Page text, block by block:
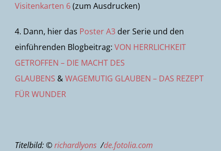
Visitenkarten 6(zum Ausdrucken)
4. Dann, hier das Poster A3 der Serie und den
einführenden Blogbeitrag: VON HERRLICHKEIT
GETROFFEN – DIE MACHT DES
GLAUBENS &WAGEMUTIG GLAUBEN – DAS REZEPT
FÜR WUNDER
Titelbild: ©richardlyons /de.fotolia.com